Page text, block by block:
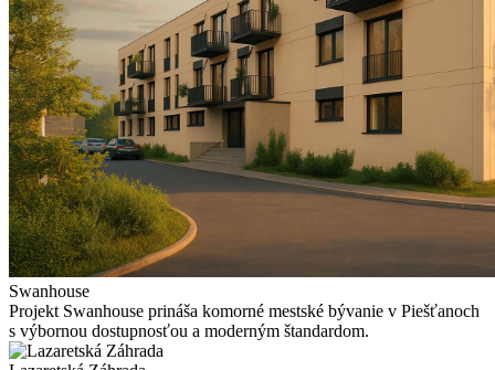
Swanhouse
Projekt Swanhouse prináša komorné mestské bývanie v Piešťanoch
s výbornou dostupnosťou a moderným štandardom.